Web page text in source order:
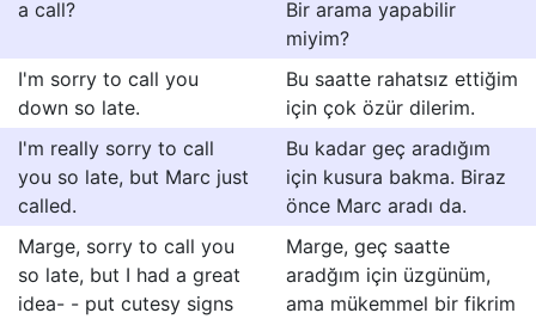
a call?
Bir arama yapabilir
miyim?
I'm sorry to call you
down so late.
Bu saatte rahatsız ettiğim
için çok özür dilerim.
I'm really sorry to call
you so late, but Marc just
called.
Bu kadar geç aradığım
için kusura bakma. Biraz
önce Marc aradı da.
Marge, sorry to call you
so late, but I had a great
idea- - put cutesy signs
Marge, geç saatte
aradğım için üzgünüm,
ama mükemmel bir fikrim